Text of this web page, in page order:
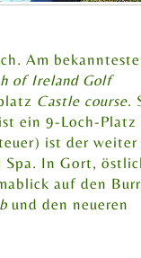
Am
of Ireland Golf
Castle course.
ein 9-Loch-Platz
ist der weiter
Spa. In Gort,
auf den
und den neueren